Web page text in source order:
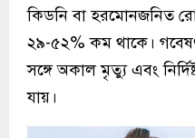
কিডনি বা হরমোনজনিত
২৯-৫২% কম থাকে।
সঙ্গে অকাল মৃত্যু এবং
যায়।